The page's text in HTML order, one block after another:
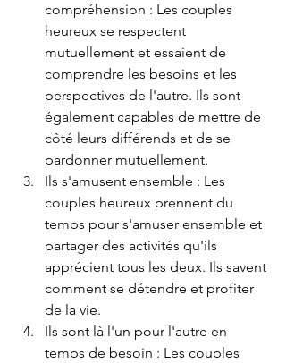
compréhension : Les couples
heureux se respectent
mutuellement et essaient de
comprendre les besoins et les
perspectives de l'autre. Ils sont
également capables de mettre de
côté leurs différends et de se
pardonner mutuellement.
Ils s'amusent ensemble : Les
couples heureux prennent du
temps pour s'amuser ensemble et
partager des activités qu'ils
apprécient tous les deux. Ils savent
comment se détendre et profiter
de la vie.
Ils sont là l'un pour l'autre en
temps de besoin : Les couples